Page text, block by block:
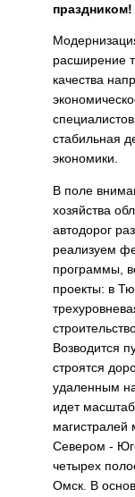
праздником!
расширение
качества
стабильная
экономики.
В поле
хозяйства
автодорог
реализуем
программы,
проекты: в
Возводится
строятся
удаленным
идет
магистралей
Севером -
четырех
Омск. В